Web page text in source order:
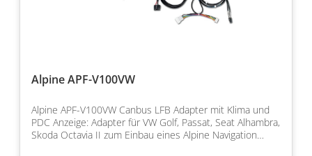
Alpine APF-V100VW
Alpine APF-V100VW Canbus LFB Adapter mit Klima und
PDC Anzeige: Adapter für VW Golf, Passat, Seat Alhambra,
Skoda Octavia II zum Einbau eines Alpine Navigation…